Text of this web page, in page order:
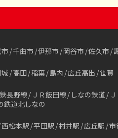
千曲市 伊那市 岡谷市 佐久市
高田 稲葉 島内 広丘高出 笹賀
長野線 ＪＲ飯田線 しなの鉄道
鉄道北しなの
西松本駅 平田駅 村井駅 広丘駅 市